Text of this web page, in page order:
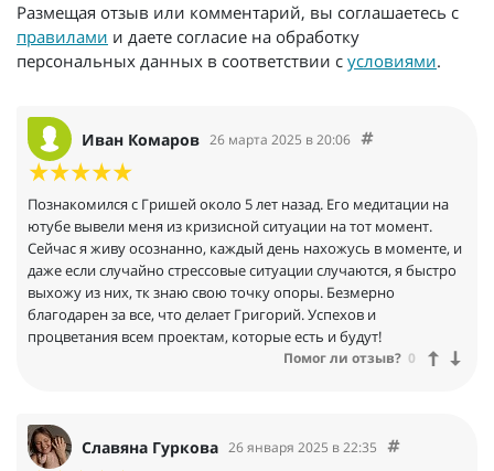
Размещая отзыв или комментарий, вы соглашаетесь с
правилами и даете согласие на обработку
персональных данных в соответствии с условиями.
Иван Комаров 26 марта 2025 в 20:06
Познакомился с Гришей около 5 лет назад. Его медитации на
ютубе вывели меня из кризисной ситуации на тот момент.
Сейчас я живу осознанно, каждый день нахожусь в моменте, и
даже если случайно стрессовые ситуации случаются, я быстро
выхожу из них, тк знаю свою точку опоры. Безмерно
благодарен за все, что делает Григорий. Успехов и
процветания всем проектам, которые есть и будут!
Помог ли отзыв? 0
Славяна Гуркова 26 января 2025 в 22:35